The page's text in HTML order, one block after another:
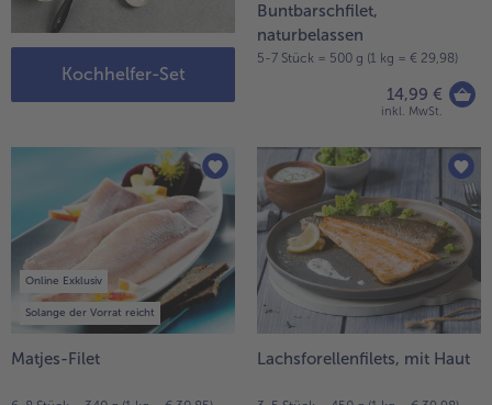
Kochhelfer-Set
Buntbarschfilet,
naturbelassen
5-7 Stück = 500 g (1 kg = € 29,98)
14,99 €
inkl. MwSt.
Online Exklusiv
Solange der Vorrat reicht
Matjes-Filet Lachsforellenfilets, mit Haut